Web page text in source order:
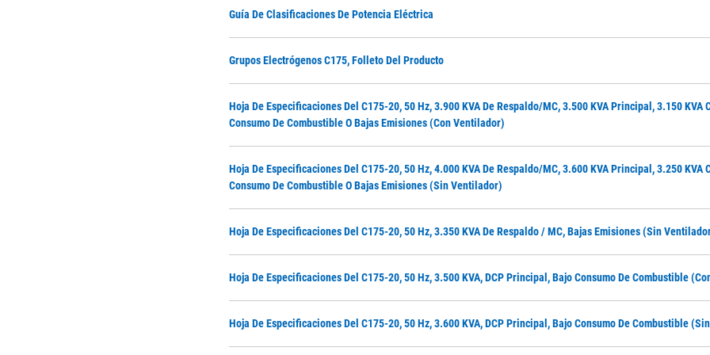
Guía De Clasificaciones De Potencia Eléctrica
Grupos Electrógenos C175, Folleto Del Producto
Hoja De Especificaciones Del C175-20, 50 Hz, 3.900 KVA De Respaldo/MC, 3.500 KVA Principal, 3.150 KVA
Consumo De Combustible O Bajas Emisiones (con Ventilador)
Hoja De Especificaciones Del C175-20, 50 Hz, 4.000 KVA De Respaldo/MC, 3.600 KVA Principal, 3.250 KVA
Consumo De Combustible O Bajas Emisiones (sin Ventilador)
Hoja De Especificaciones Del C175-20, 50 Hz, 3.350 KVA De Respaldo / MC, Bajas Emisiones (sin
Hoja De Especificaciones Del C175-20, 50 Hz, 3.500 KVA, DCP Principal, Bajo Consumo De Combustible
Hoja De Especificaciones Del C175-20, 50 Hz, 3.600 KVA, DCP Principal, Bajo Consumo De Combustible